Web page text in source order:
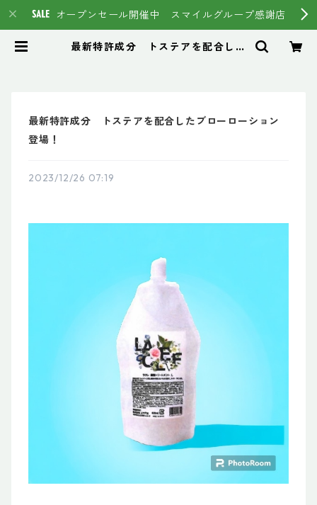
オープンセール開催中 スマイルグループ感謝店
最新特許成分 トステアを配合した
最新特許成分 トステアを配合したブローローション
登場！
2023/12/26 07:19